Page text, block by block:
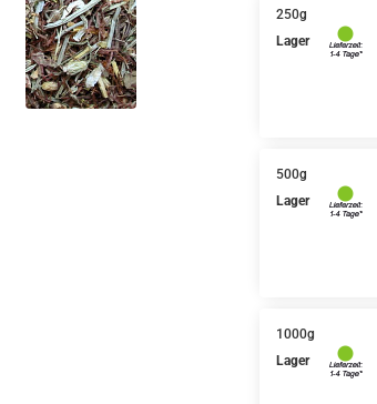
250g
Lager
500g
Lager
1000g
Lager